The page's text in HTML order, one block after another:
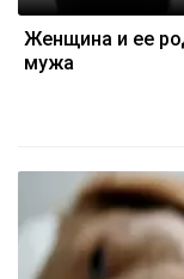
Женщина и ее
мужа